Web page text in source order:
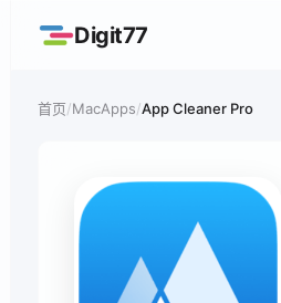
Digit77
首页/MacApps/App Cleaner Pro